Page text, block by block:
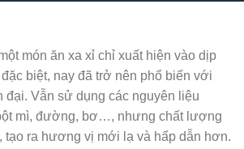
món ăn xa xỉ chỉ xuất hiện vào dịp
biệt, nay đã trở nên phổ biến với
đại. Vẫn sử dụng các nguyên liệu
mì, đường, bơ…, nhưng chất lượng
tạo ra hương vị mới lạ và hấp dẫn hơn.